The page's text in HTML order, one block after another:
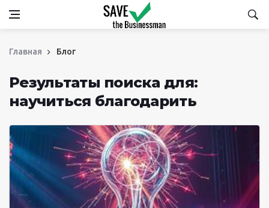
Главная Блог
Результаты поиска для:
научиться благодарить